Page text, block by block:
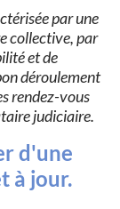
par une
collective, par
et de
déroulement
rendez-vous
judiciaire.
d'une
à jour.